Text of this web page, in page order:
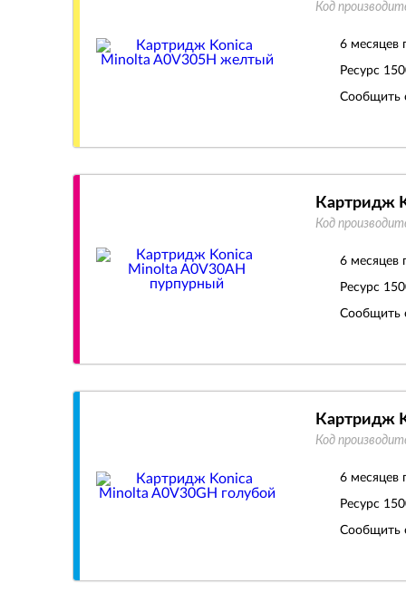
Код
6 месяцев
Ресурс
Сообщить
Картридж
Код
6 месяцев
Ресурс
Сообщить
Картридж
Код
6 месяцев
Ресурс
Сообщить